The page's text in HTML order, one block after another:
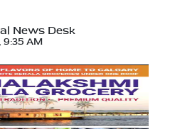
News Desk
9:35 AM